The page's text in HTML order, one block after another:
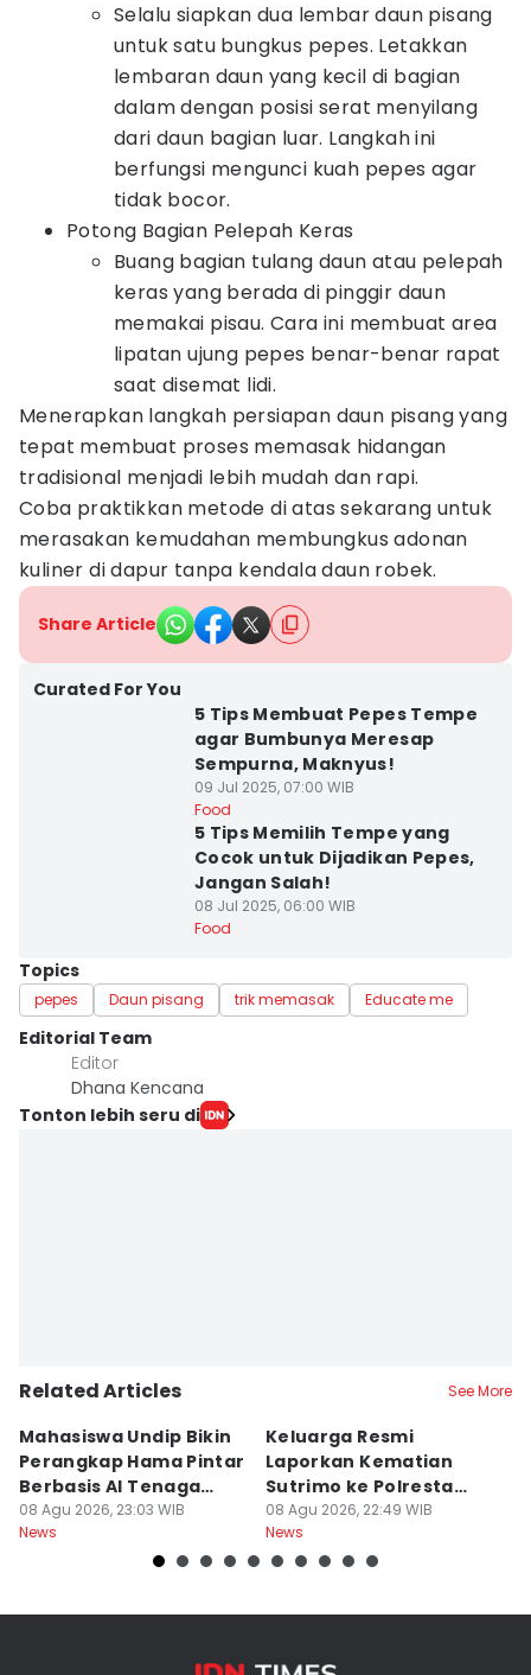
Selalu siapkan dua lembar daun pisang
untuk satu bungkus pepes. Letakkan
lembaran daun yang kecil di bagian
dalam dengan posisi serat menyilang
dari daun bagian luar. Langkah ini
berfungsi mengunci kuah pepes agar
tidak bocor.
Potong Bagian Pelepah Keras
Buang bagian tulang daun atau pelepah
keras yang berada di pinggir daun
memakai pisau. Cara ini membuat area
lipatan ujung pepes benar-benar rapat
saat disemat lidi.
Menerapkan langkah persiapan daun pisang yang
tepat membuat proses memasak hidangan
tradisional menjadi lebih mudah dan rapi.
Coba praktikkan metode di atas sekarang untuk
merasakan kemudahan membungkus adonan
kuliner di dapur tanpa kendala daun robek.
Share Article
Curated For You
5 Tips Membuat Pepes Tempe
agar Bumbunya Meresap
Sempurna, Maknyus!
09 Jul 2025, 07:00 WIB
Food
5 Tips Memilih Tempe yang
Cocok untuk Dijadikan Pepes,
Jangan Salah!
08 Jul 2025, 06:00 WIB
Food
Topics
pepes Daun pisang trik memasak Educate me
Editorial Team
Editor
Dhana Kencana
Tonton lebih seru di
Related Articles See More
Mahasiswa Undip Bikin
Perangkap Hama Pintar
Berbasis AI Tenaga
Surya
08 Agu 2026, 23:03 WIB
News
Keluarga Resmi
Laporkan Kematian
Sutrimo ke Polresta
Banyumas
08 Agu 2026, 22:49 WIB
News